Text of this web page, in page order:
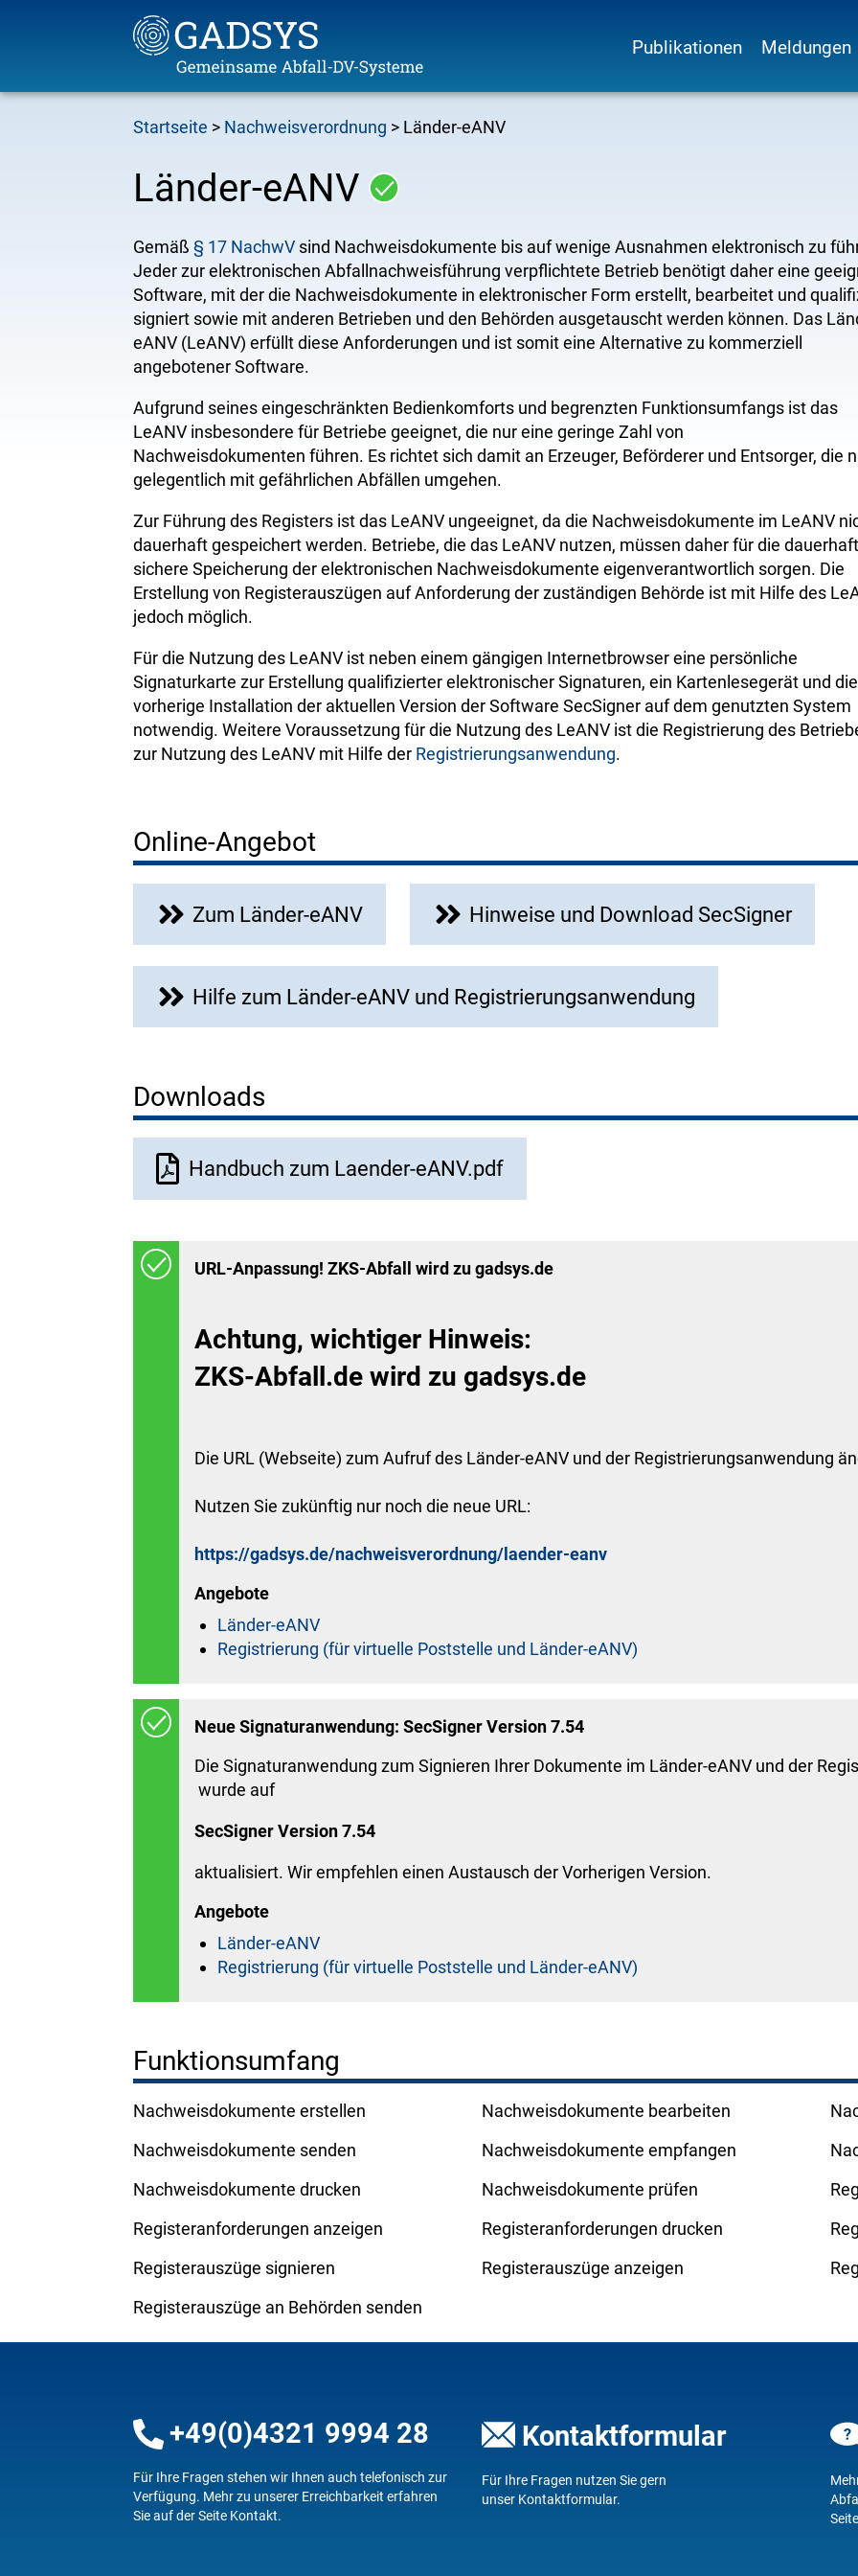
Direkt
Hauptnavigation
Publikationen Meldungen
Startseite Nachweisverordnung Länder-eANV
Länder-eANV
Gemäß § 17 NachwV sind Nachweisdokumente bis auf wenige Ausnahmen elektronisch zu
Jeder zur elektronischen Abfallnachweisführung verpflichtete Betrieb benötigt daher eine
Software, mit der die Nachweisdokumente in elektronischer Form erstellt, bearbeitet und
signiert sowie mit anderen Betrieben und den Behörden ausgetauscht werden können. Das
eANV (LeANV) erfüllt diese Anforderungen und ist somit eine Alternative zu kommerziell
angebotener Software.
Aufgrund seines eingeschränkten Bedienkomforts und begrenzten Funktionsumfangs ist das
LeANV insbesondere für Betriebe geeignet, die nur eine geringe Zahl von
Nachweisdokumenten führen. Es richtet sich damit an Erzeuger, Beförderer und Entsorger, die
gelegentlich mit gefährlichen Abfällen umgehen.
Zur Führung des Registers ist das LeANV ungeeignet, da die Nachweisdokumente im LeANV
dauerhaft gespeichert werden. Betriebe, die das LeANV nutzen, müssen daher für die
sichere Speicherung der elektronischen Nachweisdokumente eigenverantwortlich sorgen. Die
Erstellung von Registerauszügen auf Anforderung der zuständigen Behörde ist mit Hilfe des
jedoch möglich.
Für die Nutzung des LeANV ist neben einem gängigen Internetbrowser eine persönliche
Signaturkarte zur Erstellung qualifizierter elektronischer Signaturen, ein Kartenlesegerät und die
vorherige Installation der aktuellen Version der Software SecSigner auf dem genutzten System
notwendig. Weitere Voraussetzung für die Nutzung des LeANV ist die Registrierung des
zur Nutzung des LeANV mit Hilfe der Registrierungsanwendung.
Online-Angebot
Zum Länder-eANV Hinweise und Download SecSigner
Hilfe zum Länder-eANV und Registrierungsanwendung
Downloads
Dokument
Handbuch zum Laender-eANV.pdf
URL-Anpassung! ZKS-Abfall wird zu gadsys.de
Achtung, wichtiger Hinweis:
ZKS-Abfall.de wird zu gadsys.de
Die URL (Webseite) zum Aufruf des Länder-eANV und der Registrierungsanwendung
Nutzen Sie zukünftig nur noch die neue URL:
https://gadsys.de/nachweisverordnung/laender-eanv
Angebote
Länder-eANV
Registrierung (für virtuelle Poststelle und Länder-eANV)
Neue Signaturanwendung: SecSigner Version 7.54
Die Signaturanwendung zum Signieren Ihrer Dokumente im Länder-eANV und der
wurde auf
SecSigner Version 7.54
aktualisiert. Wir empfehlen einen Austausch der Vorherigen Version.
Angebote
Länder-eANV
Registrierung (für virtuelle Poststelle und Länder-eANV)
Funktionsumfang
Nachweisdokumente erstellen Nachweisdokumente bearbeiten
Nachweisdokumente senden
Nachweisdokumente empfangen
Nachweisdokumente drucken
Nachweisdokumente prüfen
Registeranforderungen anzeigen
Registeranforderungen drucken
Registerauszüge signieren
Registerauszüge anzeigen
Registerauszüge an Behörden senden
+49(0)4321 9994 28
Für Ihre Fragen stehen wir Ihnen auch telefonisch zur
Verfügung. Mehr zu unserer Erreichbarkeit erfahren
Sie auf der Seite Kontakt.
Kontaktformular
Für Ihre Fragen nutzen Sie gern
unser Kontaktformular.
Seite